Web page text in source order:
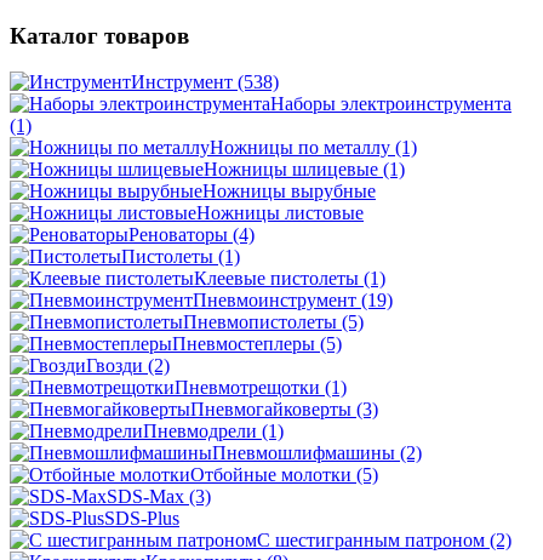
Каталог товаров
Инструмент (538)
Наборы электроинструмента
(1)
Ножницы по металлу (1)
Ножницы шлицевые (1)
Ножницы вырубные
Ножницы листовые
Реноваторы (4)
Пистолеты (1)
Клеевые пистолеты (1)
Пневмоинструмент (19)
Пневмопистолеты (5)
Пневмостеплеры (5)
Гвозди (2)
Пневмотрещотки (1)
Пневмогайковерты (3)
Пневмодрели (1)
Пневмошлифмашины (2)
Отбойные молотки (5)
SDS-Max (3)
SDS-Plus
C шестигранным патроном (2)